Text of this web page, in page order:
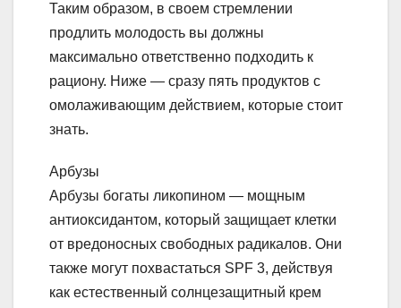
Таким образом, в своем стремлении
продлить молодость вы должны
максимально ответственно подходить к
рациону. Ниже — сразу пять продуктов с
омолаживающим действием, которые стоит
знать.
Арбузы
Арбузы богаты ликопином — мощным
антиоксидантом, который защищает клетки
от вредоносных свободных радикалов. Они
также могут похвастаться SPF 3, действуя
как естественный солнцезащитный крем